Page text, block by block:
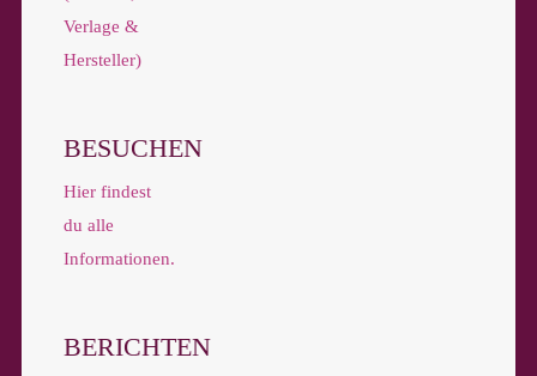
Verlage &
Hersteller)
BESUCHEN
Hier findest
du alle
Informationen.
BERICHTEN